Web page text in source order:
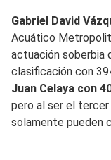
Gabriel David
Acuático
actuación soberbia
clasificación con
Juan Celaya con
pero al ser el tercer
solamente pueden